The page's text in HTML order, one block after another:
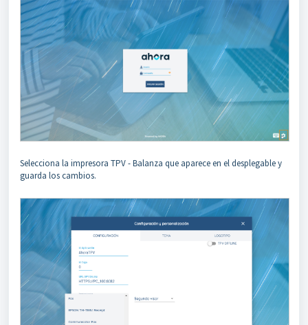
Selecciona la impresora TPV - Balanza que aparece en el desplegable y
guarda los cambios.